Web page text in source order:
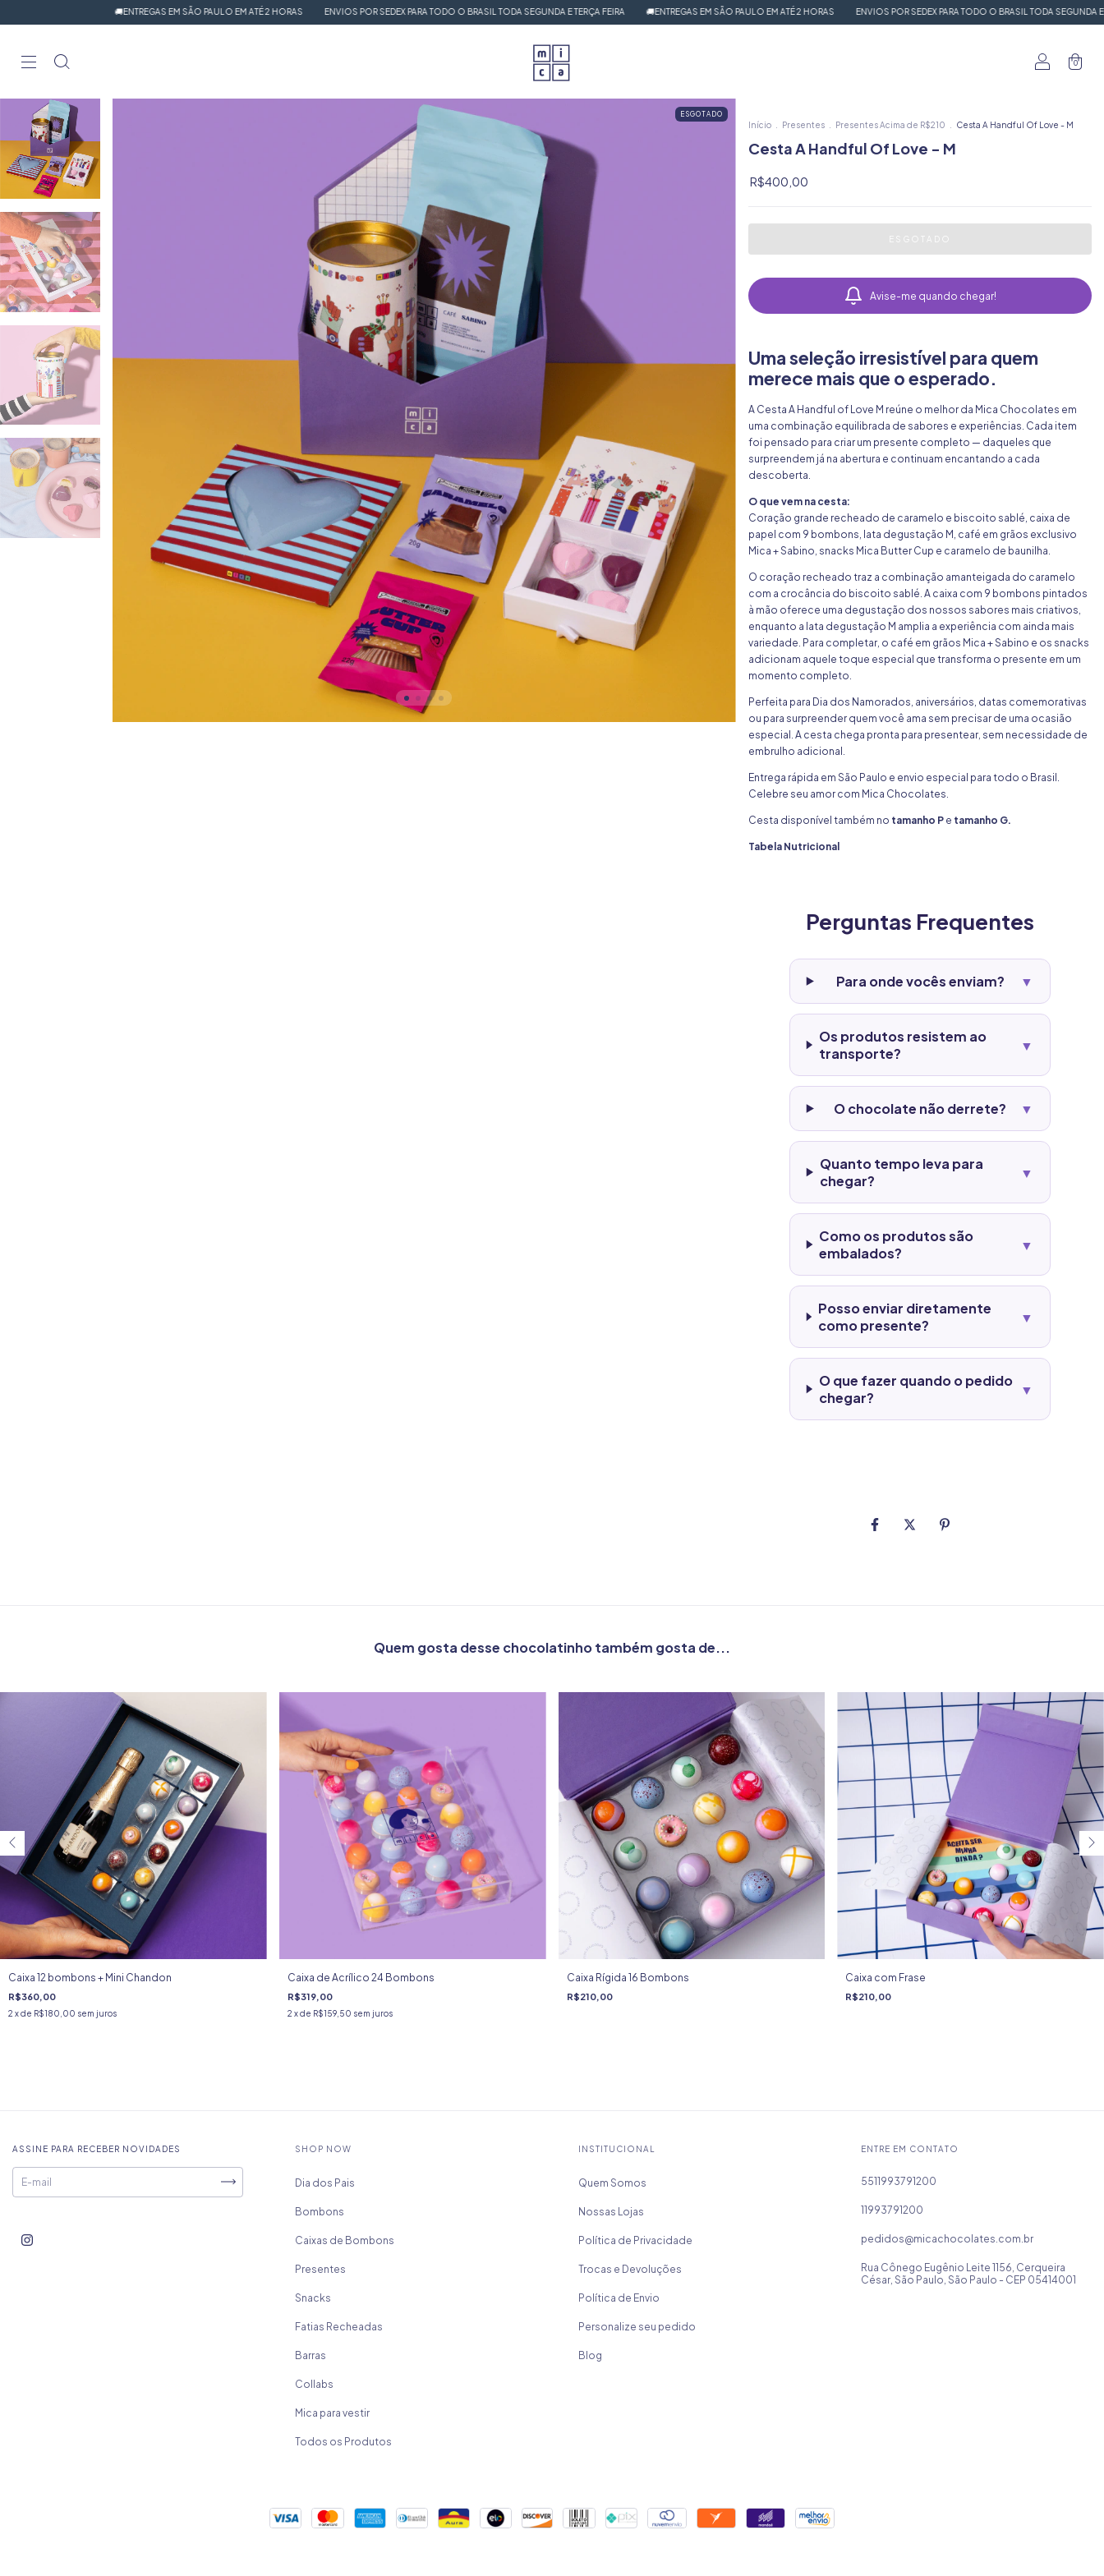
🚚ENTREGAS EM SÃO PAULO EM ATÉ 2 HORAS ENVIOS POR SEDEX PARA TODO O BRASIL TODA SEGUNDA E TERÇA FEIRA 🚚ENTREGAS EM SÃO PAULO EM ATÉ 2 HORAS ENVIOS POR SEDEX PARA TODO O BRASIL TODA SEGUNDA E TERÇA FEIRA
0
ESGOTADO
Início Presentes Presentes Acima de R$210 Cesta A Handful Of Love - M
Cesta A Handful Of Love - M
R$400,00
Avise-me quando chegar!
Uma seleção irresistível para quem
merece mais que o esperado.
A Cesta A Handful of Love M reúne o melhor da Mica Chocolates em
uma combinação equilibrada de sabores e experiências. Cada item
foi pensado para criar um presente completo — daqueles que
surpreendem já na abertura e continuam encantando a cada
descoberta.
O que vem na cesta:
Coração grande recheado de caramelo e biscoito sablé, caixa de
papel com 9 bombons, lata degustação M , café em grãos exclusivo
Mica + Sabino, snacks Mica Butter Cup e caramelo de baunilha.
O coração recheado traz a combinação amanteigada do caramelo
com a crocância do biscoito sablé. A caixa com 9 bombons pintados
à mão oferece uma degustação dos nossos sabores mais criativos,
enquanto a lata degustação M amplia a experiência com ainda mais
variedade. Para completar, o café em grãos Mica + Sabino e os snacks
adicionam aquele toque especial que transforma o presente em um
momento completo.
Perfeita para Dia dos Namorados, aniversários, datas comemorativas
ou para surpreender quem você ama sem precisar de uma ocasião
especial. A cesta chega pronta para presentear, sem necessidade de
embrulho adicional.
Entrega rápida em São Paulo e envio especial para todo o Brasil.
Celebre seu amor com Mica Chocolates.
Cesta disponível também no tamanho P e tamanho G.
Tabela Nutricional
Perguntas Frequentes
Para onde vocês enviam? ▼
Os produtos resistem ao
transporte?
▼
O chocolate não derrete? ▼
Quanto tempo leva para
chegar?
▼
Como os produtos são
embalados?
▼
Posso enviar diretamente
como presente?
▼
O que fazer quando o pedido
chegar?
▼
Quem gosta desse chocolatinho também gosta de...
Caixa 12 bombons + Mini Chandon
R$360,00
2 x de R$180,00 sem juros
Caixa de Acrílico 24 Bombons
R$319,00
2 x de R$159,50 sem juros
Caixa Rígida 16 Bombons
R$210,00
Caixa com Frase
R$210,00
ASSINE PARA RECEBER NOVIDADES SHOP NOW
Dia dos Pais
Bombons
Caixas de Bombons
Presentes
Snacks
Fatias Recheadas
Barras
Collabs
Mica para vestir
Todos os Produtos
INSTITUCIONAL
Quem Somos
Nossas Lojas
Política de Privacidade
Trocas e Devoluções
Política de Envio
Personalize seu pedido
Blog
ENTRE EM CONTATO
5511993791200
11993791200
pedidos@micachocolates.com.br
Rua Cônego Eugênio Leite 1156, Cerqueira
César, São Paulo, São Paulo - CEP 05414001